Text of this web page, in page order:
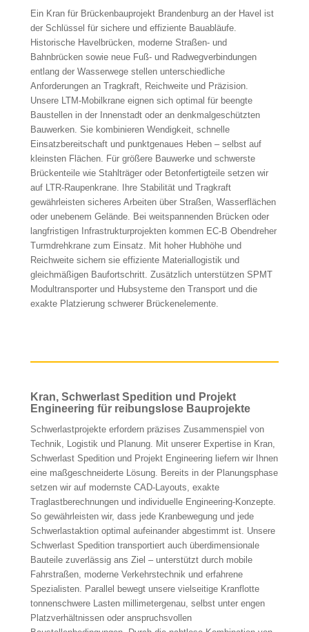
Ein Kran für Brückenbauprojekt Brandenburg an der Havel ist
der Schlüssel für sichere und effiziente Bauabläufe.
Historische Havelbrücken, moderne Straßen- und
Bahnbrücken sowie neue Fuß- und Radwegverbindungen
entlang der Wasserwege stellen unterschiedliche
Anforderungen an Tragkraft, Reichweite und Präzision.
Unsere LTM-Mobilkrane eignen sich optimal für beengte
Baustellen in der Innenstadt oder an denkmalgeschützten
Bauwerken. Sie kombinieren Wendigkeit, schnelle
Einsatzbereitschaft und punktgenaues Heben – selbst auf
kleinsten Flächen. Für größere Bauwerke und schwerste
Brückenteile wie Stahlträger oder Betonfertigteile setzen wir
auf LTR-Raupenkrane. Ihre Stabilität und Tragkraft
gewährleisten sicheres Arbeiten über Straßen, Wasserflächen
oder unebenem Gelände. Bei weitspannenden Brücken oder
langfristigen Infrastrukturprojekten kommen EC-B Obendreher
Turmdrehkrane zum Einsatz. Mit hoher Hubhöhe und
Reichweite sichern sie effiziente Materiallogistik und
gleichmäßigen Baufortschritt. Zusätzlich unterstützen SPMT
Modultransporter und Hubsysteme den Transport und die
exakte Platzierung schwerer Brückenelemente.
Kran, Schwerlast Spedition und Projekt
Engineering für reibungslose Bauprojekte
Schwerlastprojekte erfordern präzises Zusammenspiel von
Technik, Logistik und Planung. Mit unserer Expertise in Kran,
Schwerlast Spedition und Projekt Engineering liefern wir Ihnen
eine maßgeschneiderte Lösung. Bereits in der Planungsphase
setzen wir auf modernste CAD-Layouts, exakte
Traglastberechnungen und individuelle Engineering-Konzepte.
So gewährleisten wir, dass jede Kranbewegung und jede
Schwerlastaktion optimal aufeinander abgestimmt ist. Unsere
Schwerlast Spedition transportiert auch überdimensionale
Bauteile zuverlässig ans Ziel – unterstützt durch mobile
Fahrstraßen, moderne Verkehrstechnik und erfahrene
Spezialisten. Parallel bewegt unsere vielseitige Kranflotte
tonnenschwere Lasten millimetergenau, selbst unter engen
Platzverhältnissen oder anspruchsvollen